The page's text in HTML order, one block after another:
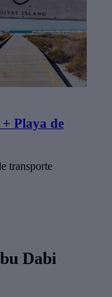
Playa de
transporte
Dabi